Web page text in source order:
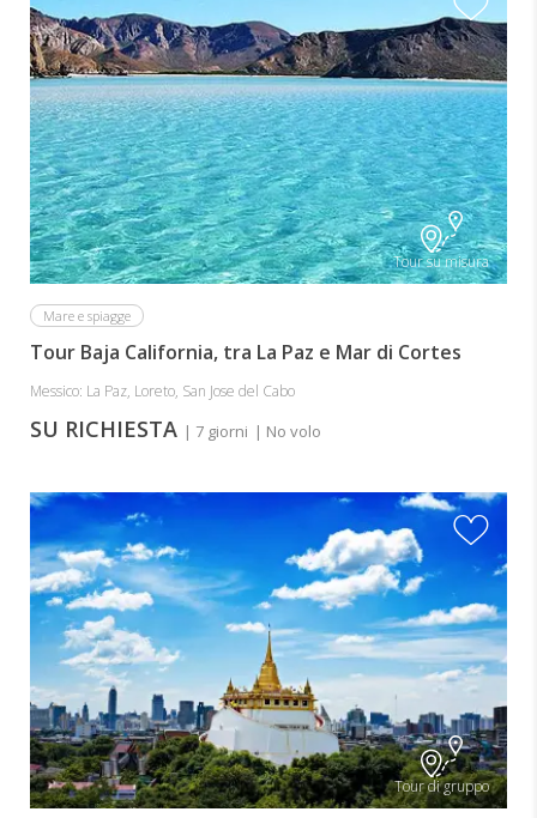
Tour su misura
Mare e spiagge
Tour Baja California, tra La Paz e Mar di Cortes
Messico: La Paz, Loreto, San Jose del Cabo
SU RICHIESTA | 7 giorni | No volo
Tour di gruppo